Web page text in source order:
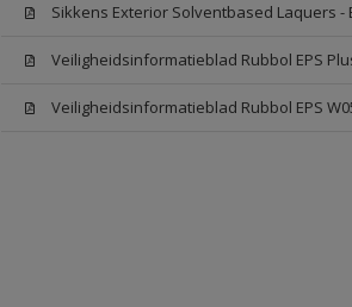
Sikkens Exterior Solventbased Laquers
Veiligheidsinformatieblad Rubbol EPS
Veiligheidsinformatieblad Rubbol EPS